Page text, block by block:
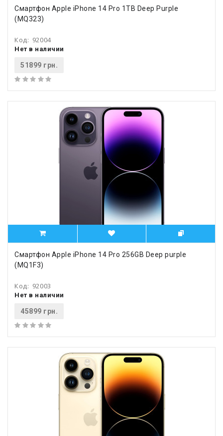
Смартфон Apple iPhone 14 Pro 1TB Deep Purple
(MQ323)
Код: 92004
Нет в наличии
51899 грн.
Смартфон Apple iPhone 14 Pro 256GB Deep purple
(MQ1F3)
Код: 92003
Нет в наличии
45899 грн.